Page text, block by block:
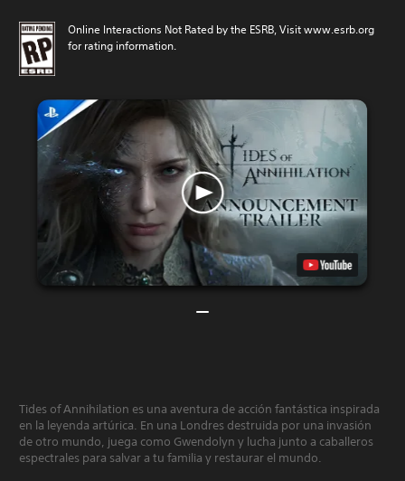
Online Interactions Not Rated by the ESRB, Visit www.esrb.org
for rating information.
Tides of Annihilation es una aventura de acción fantástica inspirada
en la leyenda artúrica. En una Londres destruida por una invasión
de otro mundo, juega como Gwendolyn y lucha junto a caballeros
espectrales para salvar a tu familia y restaurar el mundo.